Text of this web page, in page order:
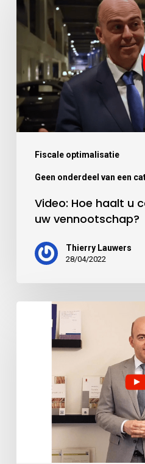
Fiscale optimalisatie
Geen onderdeel van een
Video: Hoe haalt u
uw vennootschap?
Thierry Lauwers
28/04/2022